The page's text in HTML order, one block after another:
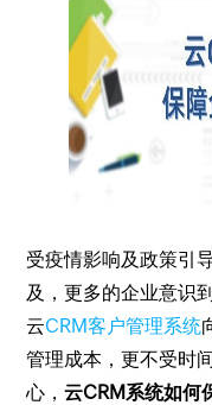
受疫情影响及政策引
及，更多的企业意识
云CRM客户管理系统
管理成本，更不受时
心，云CRM系统如何